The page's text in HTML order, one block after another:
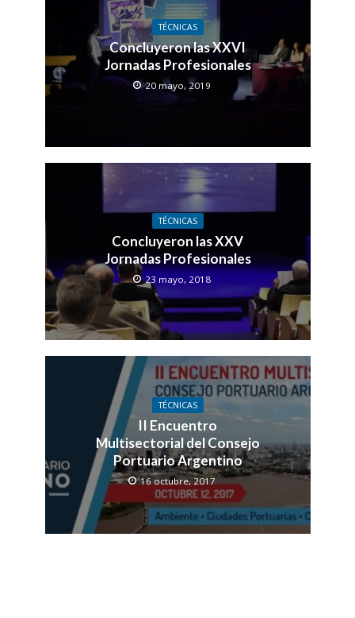
TÉCNICAS
Concluyeron las XXVI
Jornadas Profesionales
20 mayo, 2019
TÉCNICAS
Concluyeron las XXV
Jornadas Profesionales
23 mayo, 2018
TÉCNICAS
II Encuentro
Multisectorial del Consejo
Portuario Argentino
16 octubre, 2017